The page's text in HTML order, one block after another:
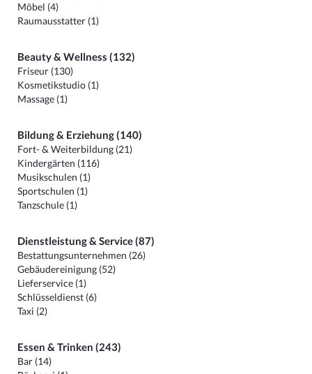
Möbel (4)
Raumausstatter (1)
Beauty & Wellness (132)
Friseur (130)
Kosmetikstudio (1)
Massage (1)
Bildung & Erziehung (140)
Fort- & Weiterbildung (21)
Kindergärten (116)
Musikschulen (1)
Sportschulen (1)
Tanzschule (1)
Dienstleistung & Service (87)
Bestattungsunternehmen (26)
Gebäudereinigung (52)
Lieferservice (1)
Schlüsseldienst (6)
Taxi (2)
Essen & Trinken (243)
Bar (14)